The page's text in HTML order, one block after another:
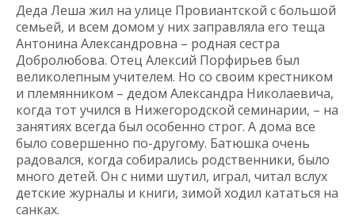
Деда Леша жил на улице Провиантской с большой
семьей, и всем домом у них заправляла его теща
Антонина Александровна – родная сестра
Добролюбова. Отец Алексий Порфирьев был
великолепным учителем. Но со своим крестником
и племянником – дедом Александра Николаевича,
когда тот учился в Нижегородской семинарии, – на
занятиях всегда был особенно строг. А дома все
было совершенно по-другому. Батюшка очень
радовался, когда собирались родственники, было
много детей. Он с ними шутил, играл, читал вслух
детские журналы и книги, зимой ходил кататься на
санках.